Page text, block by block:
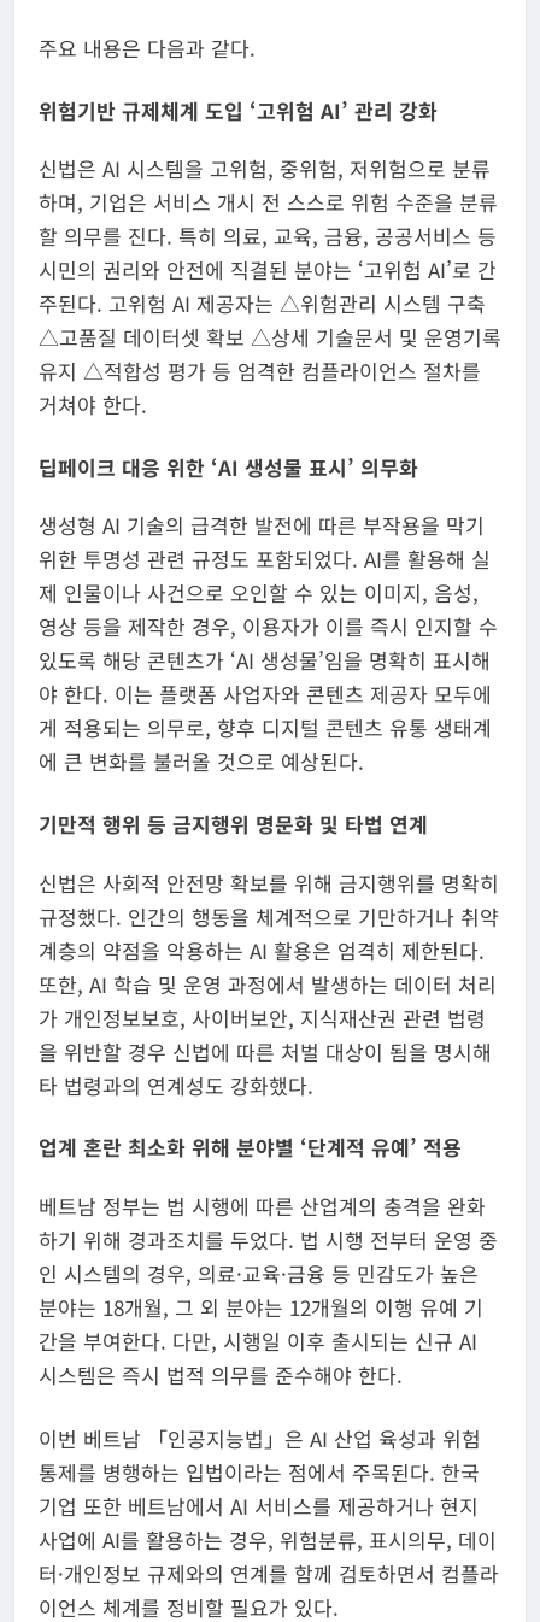
주요 내용은 다음과 같다.
위험기반 규제체계 도입 ‘고위험 AI’ 관리 강화
신법은 AI 시스템을 고위험, 중위험, 저위험으로 분류
하며, 기업은 서비스 개시 전 스스로 위험 수준을 분류
할 의무를 진다. 특히 의료, 교육, 금융, 공공서비스 등
시민의 권리와 안전에 직결된 분야는 ‘고위험 AI’로 간
주된다. 고위험 AI 제공자는 △위험관리 시스템 구축
△고품질 데이터셋 확보 △상세 기술문서 및 운영기록
유지 △적합성 평가 등 엄격한 컴플라이언스 절차를
거쳐야 한다.
딥페이크 대응 위한 ‘AI 생성물 표시’ 의무화
생성형 AI 기술의 급격한 발전에 따른 부작용을 막기
위한 투명성 관련 규정도 포함되었다. AI를 활용해 실
제 인물이나 사건으로 오인할 수 있는 이미지, 음성,
영상 등을 제작한 경우, 이용자가 이를 즉시 인지할 수
있도록 해당 콘텐츠가 ‘AI 생성물’임을 명확히 표시해
야 한다. 이는 플랫폼 사업자와 콘텐츠 제공자 모두에
게 적용되는 의무로, 향후 디지털 콘텐츠 유통 생태계
에 큰 변화를 불러올 것으로 예상된다.
기만적 행위 등 금지행위 명문화 및 타법 연계
신법은 사회적 안전망 확보를 위해 금지행위를 명확히
규정했다. 인간의 행동을 체계적으로 기만하거나 취약
계층의 약점을 악용하는 AI 활용은 엄격히 제한된다.
또한, AI 학습 및 운영 과정에서 발생하는 데이터 처리
가 개인정보보호, 사이버보안, 지식재산권 관련 법령
을 위반할 경우 신법에 따른 처벌 대상이 됨을 명시해
타 법령과의 연계성도 강화했다.
업계 혼란 최소화 위해 분야별 ‘단계적 유예’ 적용
베트남 정부는 법 시행에 따른 산업계의 충격을 완화
하기 위해 경과조치를 두었다. 법 시행 전부터 운영 중
인 시스템의 경우, 의료·교육·금융 등 민감도가 높은
분야는 18개월, 그 외 분야는 12개월의 이행 유예 기
간을 부여한다. 다만, 시행일 이후 출시되는 신규 AI
시스템은 즉시 법적 의무를 준수해야 한다.
이번 베트남 「인공지능법」은 AI 산업 육성과 위험
통제를 병행하는 입법이라는 점에서 주목된다. 한국
기업 또한 베트남에서 AI 서비스를 제공하거나 현지
사업에 AI를 활용하는 경우, 위험분류, 표시의무, 데이
터·개인정보 규제와의 연계를 함께 검토하면서 컴플라
이언스 체계를 정비할 필요가 있다.